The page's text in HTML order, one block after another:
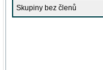
Skupiny bez členů